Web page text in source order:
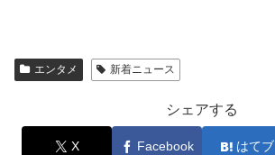
エンタメ 新着ニュース
シェアする
X Facebook はてブ